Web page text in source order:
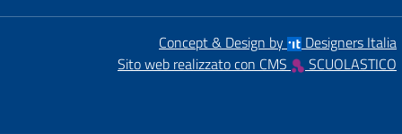
Concept & Design by
Designers Italia
Sito web realizzato con CMS
SCUOLASTICO